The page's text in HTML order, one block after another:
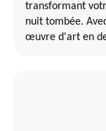
transformant
nuit tombée.
œuvre d'art en